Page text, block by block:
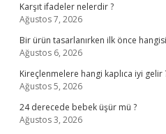
Karşıt ifadeler nelerdir ?
Ağustos 7, 2026
Bir ürün tasarlanırken ilk önce hangisi
Ağustos 6, 2026
Kireçlenmelere hangi kaplıca iyi gelir
Ağustos 5, 2026
24 derecede bebek üşür mü ?
Ağustos 3, 2026